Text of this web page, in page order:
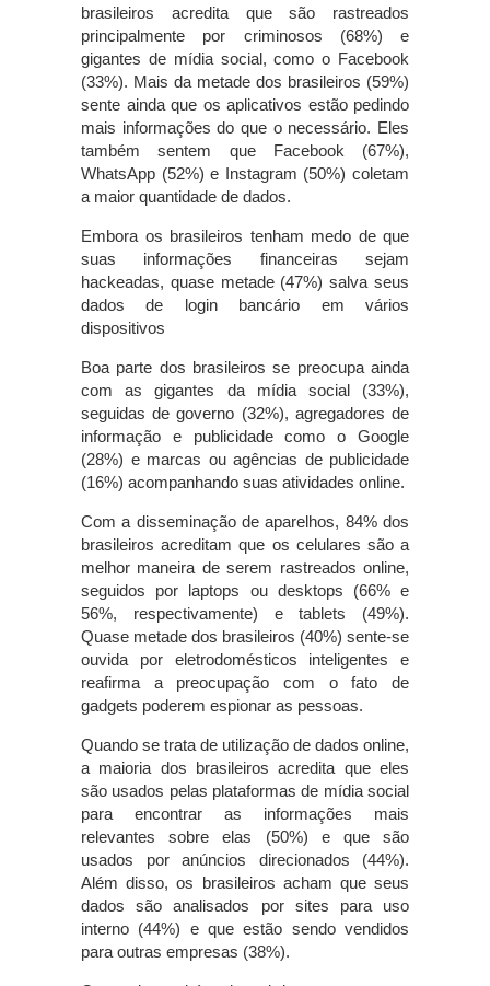
brasileiros acredita que são rastreados
principalmente por criminosos (68%) e
gigantes de mídia social, como o Facebook
(33%). Mais da metade dos brasileiros (59%)
sente ainda que os aplicativos estão pedindo
mais informações do que o necessário. Eles
também sentem que Facebook (67%),
WhatsApp (52%) e Instagram (50%) coletam
a maior quantidade de dados.
Embora os brasileiros tenham medo de que
suas informações financeiras sejam
hackeadas, quase metade (47%) salva seus
dados de login bancário em vários
dispositivos
Boa parte dos brasileiros se preocupa ainda
com as gigantes da mídia social (33%),
seguidas de governo (32%), agregadores de
informação e publicidade como o Google
(28%) e marcas ou agências de publicidade
(16%) acompanhando suas atividades online.
Com a disseminação de aparelhos, 84% dos
brasileiros acreditam que os celulares são a
melhor maneira de serem rastreados online,
seguidos por laptops ou desktops (66% e
56%, respectivamente) e tablets (49%).
Quase metade dos brasileiros (40%) sente-se
ouvida por eletrodomésticos inteligentes e
reafirma a preocupação com o fato de
gadgets poderem espionar as pessoas.
Quando se trata de utilização de dados online,
a maioria dos brasileiros acredita que eles
são usados pelas plataformas de mídia social
para encontrar as informações mais
relevantes sobre elas (50%) e que são
usados por anúncios direcionados (44%).
Além disso, os brasileiros acham que seus
dados são analisados por sites para uso
interno (44%) e que estão sendo vendidos
para outras empresas (38%).